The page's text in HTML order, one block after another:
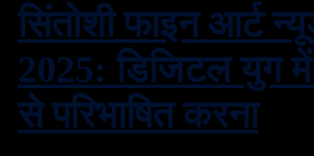
सिंतोशी फाइन आर्ट
2025: डिजिटल युग
से परिभाषित करना